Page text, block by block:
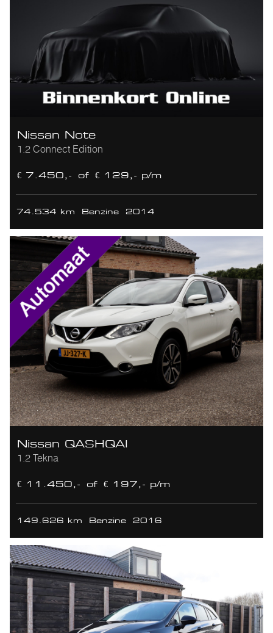
Nissan Note
1.2 Connect Edition
€ 7.450,- of € 129,- p/m
74.534 km Benzine 2014
Nissan QASHQAI
1.2 Tekna
€ 11.450,- of € 197,- p/m
149.626 km Benzine 2016